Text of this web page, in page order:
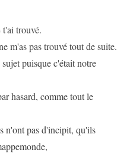
trouvé.
m'as pas trouvé tout de suite.
puisque c'était notre
hasard, comme tout le
n'ont pas d'incipit, qu'ils